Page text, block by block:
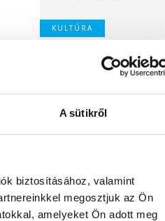
A sütikről
biztosításához, valamint
megosztjuk az Ön
amelyeket Ön adott meg
KULTÚRA
Osvárt
megújult
Balaton
házigazdája
A Filmpikniken
csaknem hatvan
animációs filmes
közönséget
Balatonfüreden.